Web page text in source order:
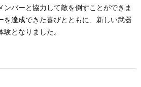
ンバーと協力して敵を倒すことができま
を達成できた喜びとともに、新しい武器
となりました。